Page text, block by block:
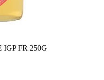
FR 250G